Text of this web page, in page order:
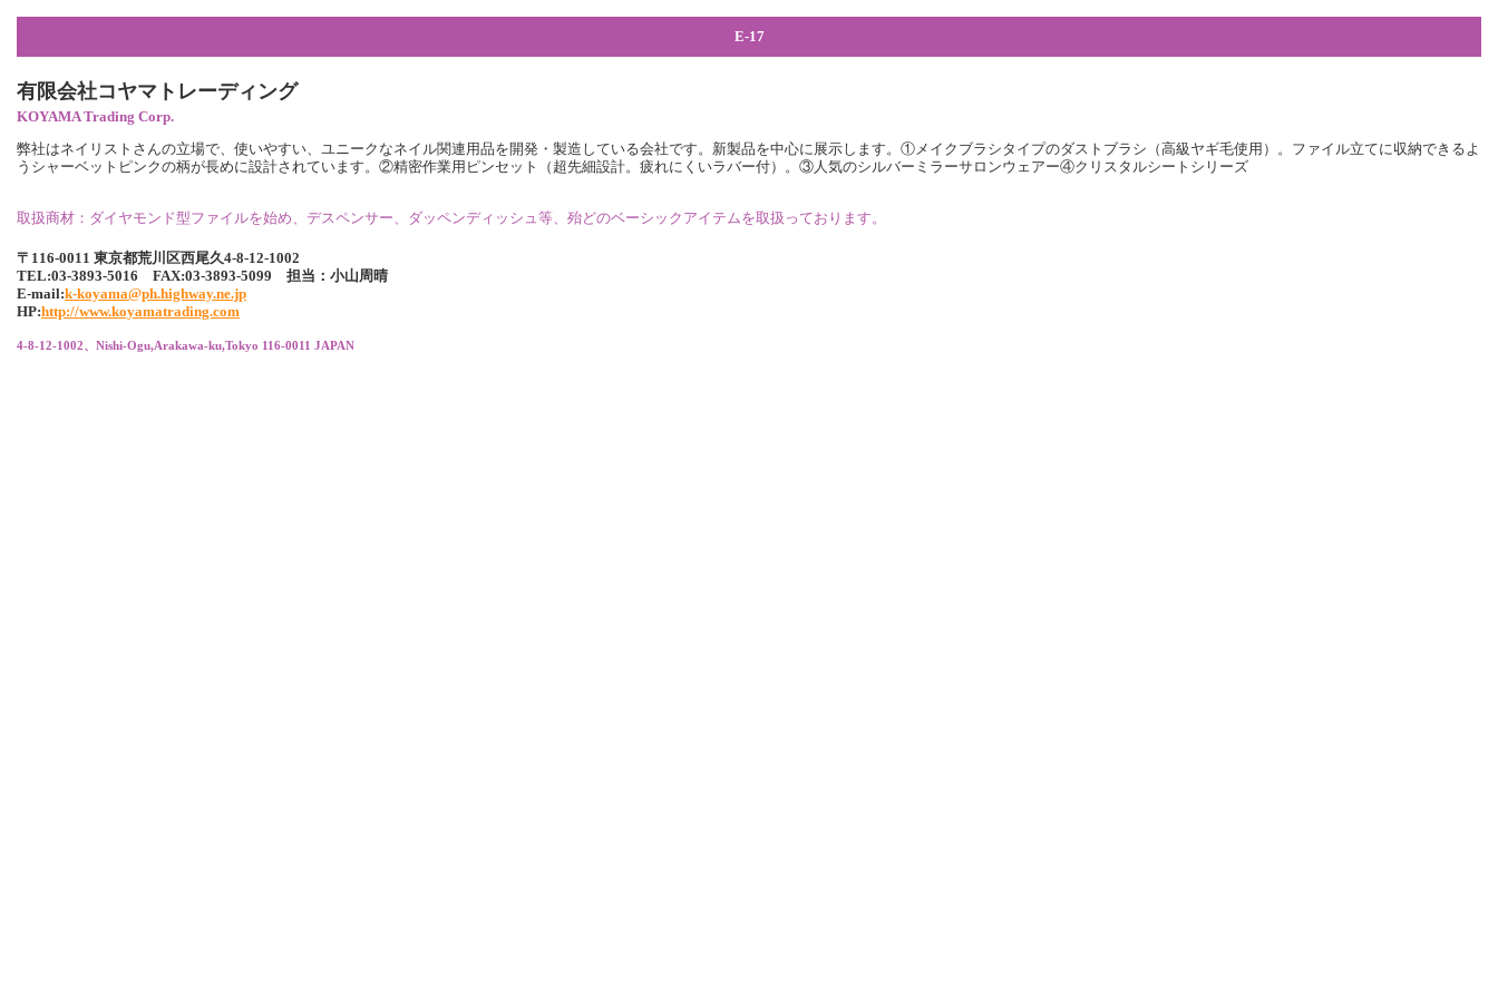
E-17
有限会社コヤマトレーディング
KOYAMA Trading Corp.
弊社はネイリストさんの立場で、使いやすい、ユニークなネイル関連用品を開発・製造している会社です。新製品を中心に展示します。①メイクブラシタイプのダストブラシ（高級ヤギ毛使用）。ファイル立てに収納できるよ
うシャーベットピンクの柄が長めに設計されています。②精密作業用ピンセット（超先細設計。疲れにくいラバー付）。③人気のシルバーミラーサロンウェアー④クリスタルシートシリーズ
取扱商材：ダイヤモンド型ファイルを始め、デスペンサー、ダッペンディッシュ等、殆どのベーシックアイテムを取扱っております。
〒116-0011 東京都荒川区西尾久4-8-12-1002
TEL:03-3893-5016 FAX:03-3893-5099 担当：小山周晴
E-mail:k-koyama@ph.highway.ne.jp
HP:http://www.koyamatrading.com
4-8-12-1002、Nishi-Ogu,Arakawa-ku,Tokyo 116-0011 JAPAN